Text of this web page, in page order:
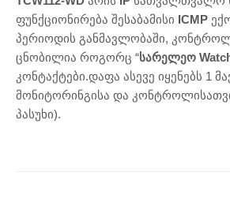
ფუნქციონირება შესაბამისი ICMP
პერიოდის განმავლობაში,
ცნობილია როგორც “სარელეო
კონტაქტები.დაფა ასევე იყენებს
მონიტორინგისა და
პასუხი).